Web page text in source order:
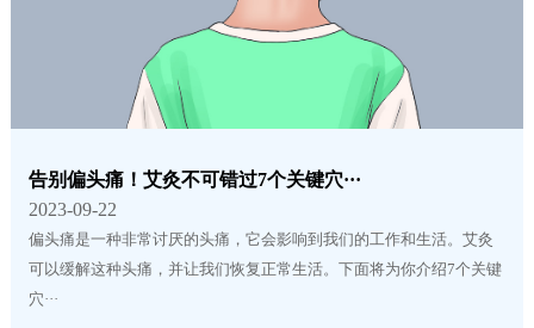
告别偏头痛！艾灸不可错过7个关键穴···
2023-09-22
偏头痛是一种非常讨厌的头痛，它会影响到我们的工作和生活。艾灸
可以缓解这种头痛，并让我们恢复正常生活。下面将为你介绍7个关键
穴···